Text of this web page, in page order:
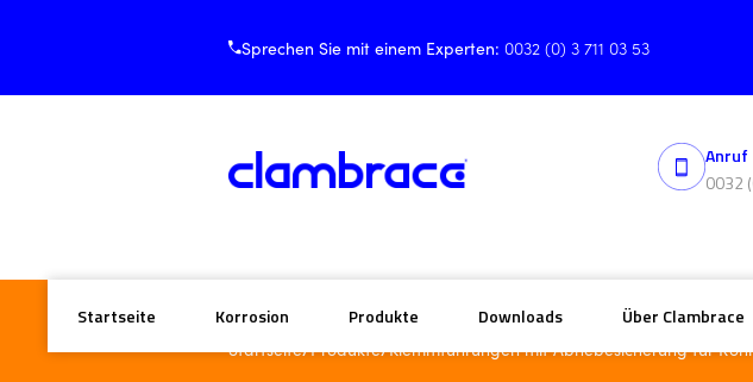
Sprechen Sie mit einem Experten:0032 (0) 3 711 03 53
Anruf
0032
Startseite Korrosion Produkte Downloads Über Clambrace
Startseite/Produkte/Klemmführungen mit Abhebesicherung für